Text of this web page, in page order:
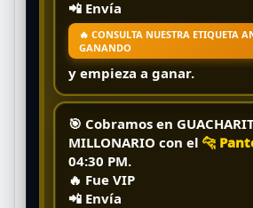
📲 Envía
🔥 CONSULTA NUESTRA ETIQUETA
GANANDO
y empieza a ganar.
🎯 Cobramos en
MILLONARIO con el 🐆
04:30 PM.
🔥 Fue VIP
📲 Envía